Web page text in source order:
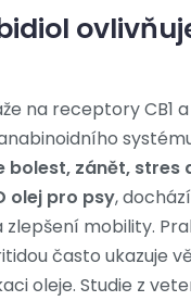
na receptory CB1
bolest, zánět, stres
olej pro psy,
mobility.
často ukazuje
oleje. Studie z